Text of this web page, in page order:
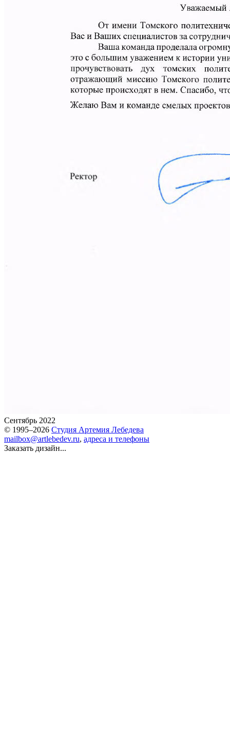
Сентябрь 2022
© 1995–2026 Студия Артемия Лебедева
mailbox@artlebedev.ru, адреса и телефоны
Заказать дизайн...